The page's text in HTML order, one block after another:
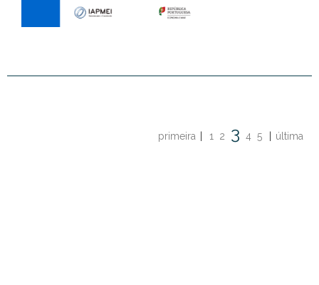
primeira 1 2 3 4 5 última